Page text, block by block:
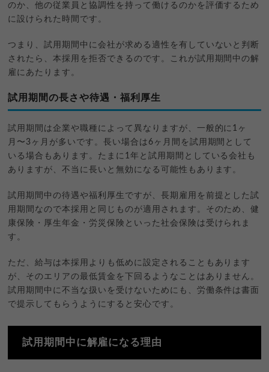
のか、他の従業員と協調性を持って働けるのかを評価するため
に設けられた時間です。
つまり、試用期間中に会社が求める適性を有していないと判断
されたら、本採用を拒否できるのです。これが試用期間中の解
雇にあたります。
試用期間の長さや待遇・福利厚生
試用期間は企業や職種によって異なりますが、一般的に1ヶ
月〜3ヶ月が多いです。長い場合は6ヶ月間を試用期間として
いる場合もあります。たまに1年と試用期間としている会社も
ありますが、不当に長いと無効になる可能性もあります。
試用期間中の待遇や福利厚生ですが、長期雇用を前提とした試
用期間なので本採用と同じものが適用されます。そのため、健
康保険・厚生年金・労災保険といった社会保険は受けられま
す。
ただ、給与は本採用よりも低めに設定されることもあります
が、そのエリアの最低賃金を下回るようなことはありません。
試用期間中に不当な扱いを受けないためにも、労働条件は書面
で提示してもらうようにすると安心です。
試用期間中に解雇になる理由